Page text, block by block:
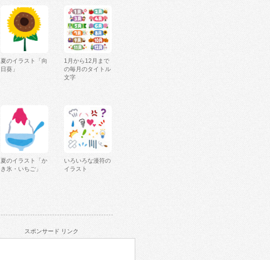
夏のイラスト「向
日葵」
1月から12月まで
の毎月のタイトル
文字
夏のイラスト「か
き氷・いちご」
いろいろな漫符の
イラスト
スポンサード リンク